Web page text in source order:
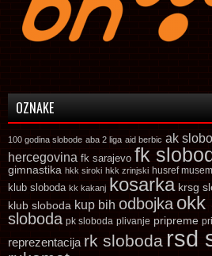
OZNAKE
100 godina slobode aba 2 liga aid berbic ak
hercegovina fk sarajevo fk
gimnastika hkk siroki hkk zrinjski husref
klub sloboda kk kakanj kosarka krsg
klub sloboda kup bih odbojka okk
sloboda pk sloboda plivanje pripreme
reprezentacija rk sloboda rsd